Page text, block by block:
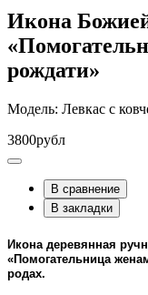
Икона
рождати»
Модель: Левкас с
3800рубл
В сравнение
В закладки
Икона деревянная
«Помогательница
родах.